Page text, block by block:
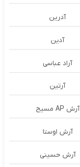
آدرین
آدین
آراد عباسی
آرتین
آرش AP مسیح
آرش اوستا
آرش حسینی